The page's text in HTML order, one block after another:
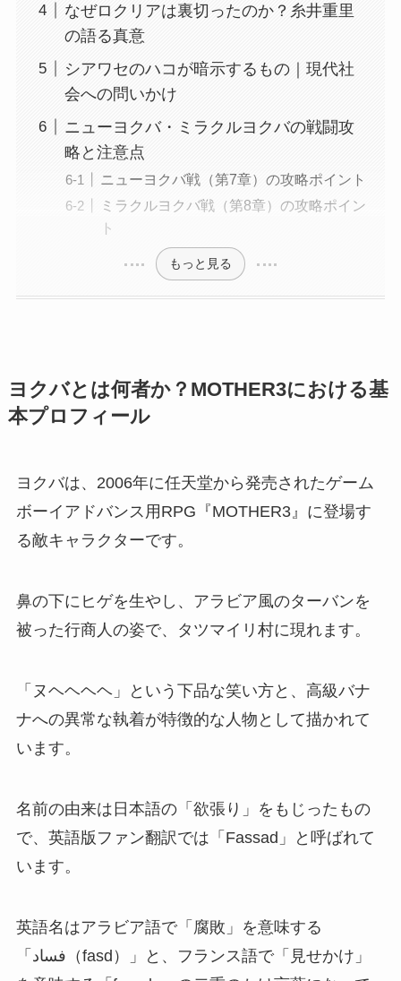
なぜロクリアは裏切ったのか？糸井重里
の語る真意
シアワセのハコが暗示するもの｜現代社
会への問いかけ
ニューヨクバ・ミラクルヨクバの戦闘攻
略と注意点
ニューヨクバ戦（第7章）の攻略ポイント
ミラクルヨクバ戦（第8章）の攻略ポイン
ト
もっと見る
ヨクバとは何者か？MOTHER3における基
本プロフィール
ヨクバは、2006年に任天堂から発売されたゲーム
ボーイアドバンス用RPG『MOTHER3』に登場す
る敵キャラクターです。
鼻の下にヒゲを生やし、アラビア風のターバンを
被った行商人の姿で、タツマイリ村に現れます。
「ヌヘヘヘヘ」という下品な笑い方と、高級バナ
ナへの異常な執着が特徴的な人物として描かれて
います。
名前の由来は日本語の「欲張り」をもじったもの
で、英語版ファン翻訳では「Fassad」と呼ばれて
います。
英語名はアラビア語で「腐敗」を意味する
「فساد（fasd）」と、フランス語で「見せかけ」